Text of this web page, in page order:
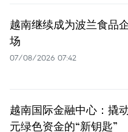
越南继续成为波兰食品
场
07/08/2026 07:42
越南国际金融中心：撬
元绿色资金的“新钥匙”